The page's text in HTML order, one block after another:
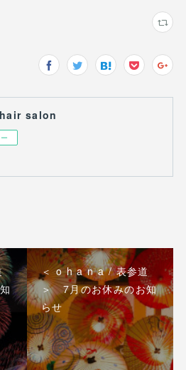
salon
＜ o h a n a / 表参道
＞ 7月のお休みのお知
らせ